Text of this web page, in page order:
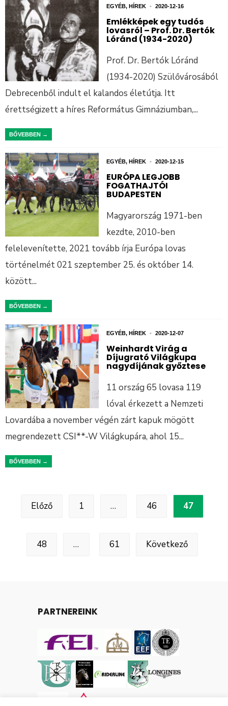
EGYÉB,HÍREK • 2020-12-16
Emlékképek egy tudós
lovasról – Prof. Dr. Bertók
Lóránd (1934-2020)
Prof. Dr. Bertók Lóránd
(1934-2020) Szülővárosából
Debrecenből indult el kalandos életútja. Itt
érettségizett a híres Református Gimnáziumban,...
BŐVEBBEN →
EGYÉB,HÍREK • 2020-12-15
EURÓPA LEGJOBB
FOGATHAJTÓI
BUDAPESTEN
Magyarország 1971-ben
kezdte, 2010-ben
felelevenítette, 2021 tovább írja Európa lovas
történelmét 021 szeptember 25. és október 14.
között...
BŐVEBBEN →
EGYÉB,HÍREK • 2020-12-07
Weinhardt Virág a
Díjugrató Világkupa
nagydíjának győztese
11 ország 65 lovasa 119
lóval érkezett a Nemzeti
Lovardába a november végén zárt kapuk mögött
megrendezett CSI**-W Világkupára, ahol 15...
BŐVEBBEN →
Előző 1 … 46 47
48 … 61 Következő
PARTNEREINK